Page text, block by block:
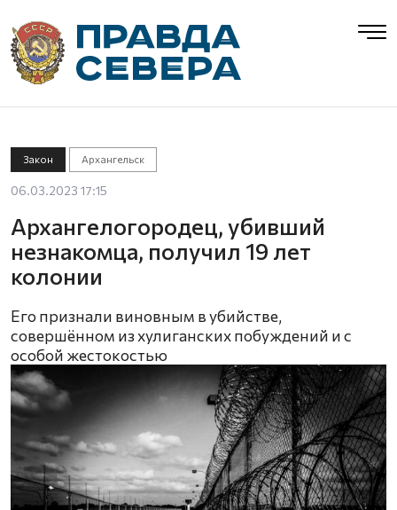
Закон Архангельск
06.03.2023 17:15
Архангелогородец, убивший
незнакомца, получил 19 лет
колонии
Его признали виновным в убийстве,
совершённом из хулиганских побуждений и с
особой жестокостью